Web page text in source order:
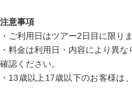
注意事項
・ご利用日はツアー2日目に限り
・料金は利用日・内容により異
確認ください。
・13歳以上17歳以下のお客様は